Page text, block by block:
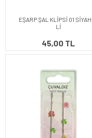
EŞARP ŞAL KLİPSİ 01 SİYAH
Lİ
45,00 TL